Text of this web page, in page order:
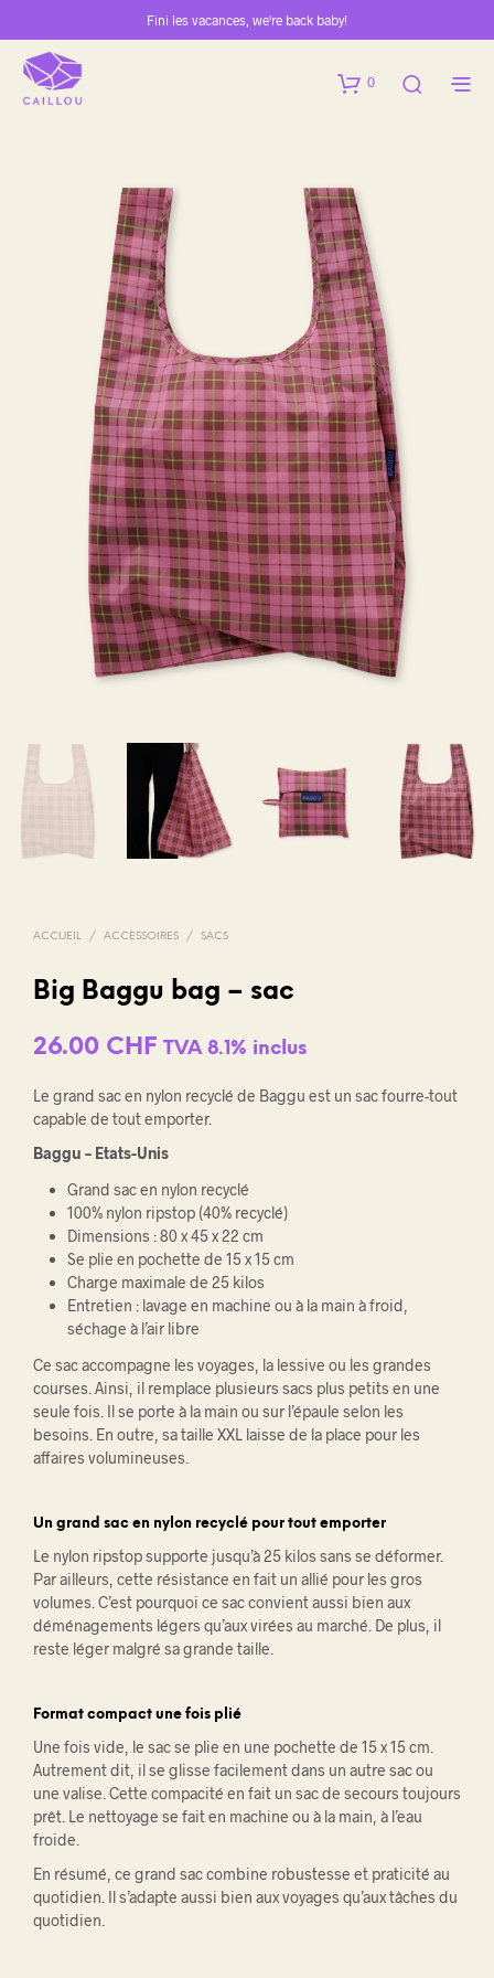
Fini les vacances, we're back baby!
0
ACCUEIL / ACCESSOIRES / SACS
Big Baggu bag – sac
26.00 CHF TVA 8.1% inclus
Le grand sac en nylon recyclé de Baggu est un sac fourre-tout
capable de tout emporter.
Baggu – Etats-Unis
Grand sac en nylon recyclé
100% nylon ripstop (40% recyclé)
Dimensions : 80 x 45 x 22 cm
Se plie en pochette de 15 x 15 cm
Charge maximale de 25 kilos
Entretien : lavage en machine ou à la main à froid,
séchage à l’air libre
Ce sac accompagne les voyages, la lessive ou les grandes
courses. Ainsi, il remplace plusieurs sacs plus petits en une
seule fois. Il se porte à la main ou sur l’épaule selon les
besoins. En outre, sa taille XXL laisse de la place pour les
affaires volumineuses.
Un grand sac en nylon recyclé pour tout emporter
Le nylon ripstop supporte jusqu’à 25 kilos sans se déformer.
Par ailleurs, cette résistance en fait un allié pour les gros
volumes. C’est pourquoi ce sac convient aussi bien aux
déménagements légers qu’aux virées au marché. De plus, il
reste léger malgré sa grande taille.
Format compact une fois plié
Une fois vide, le sac se plie en une pochette de 15 x 15 cm.
Autrement dit, il se glisse facilement dans un autre sac ou
une valise. Cette compacité en fait un sac de secours toujours
prêt. Le nettoyage se fait en machine ou à la main, à l’eau
froide.
En résumé, ce grand sac combine robustesse et praticité au
quotidien. Il s’adapte aussi bien aux voyages qu’aux tâches du
quotidien.